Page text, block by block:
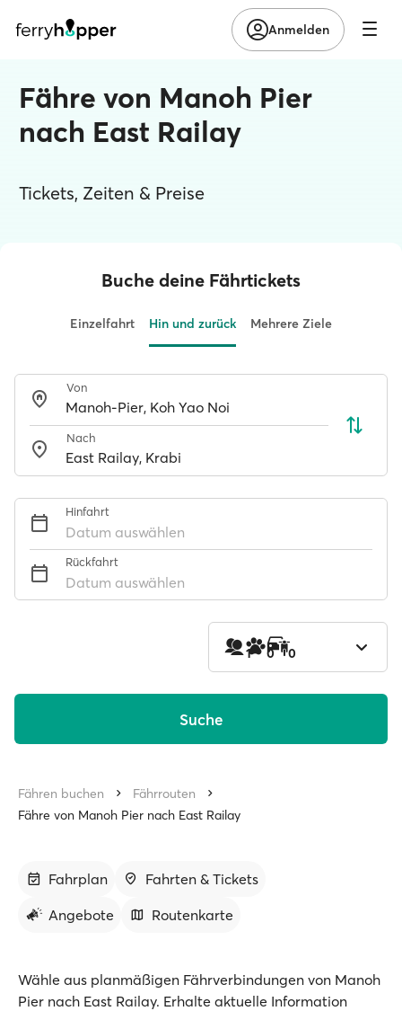
Anmelden
Fähre von Manoh Pier
nach East Railay
Tickets, Zeiten & Preise
Buche deine Fährtickets
Einzelfahrt Hin und zurück Mehrere Ziele
Von
Nach
Hinfahrt
Datum auswählen
Rückfahrt
Datum auswählen
1 0 0
Suche
Fähren buchen
Fährrouten
Fähre von Manoh Pier nach East Railay
Fahrplan
Fahrten & Tickets
Angebote
Routenkarte
Wähle aus planmäßigen Fährverbindungen von Manoh
Pier nach East Railay. Erhalte aktuelle Information